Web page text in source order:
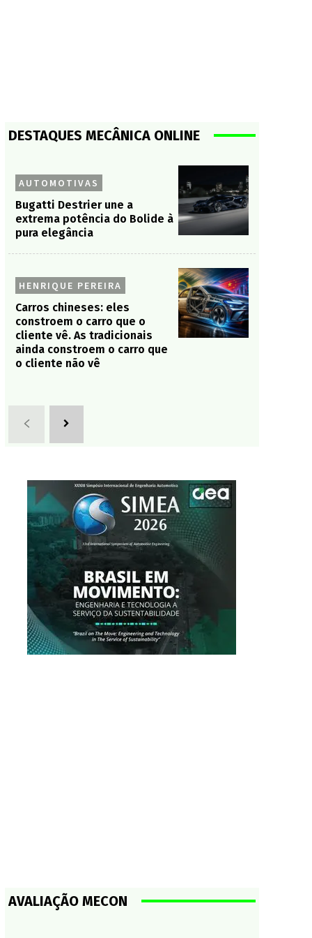
DESTAQUES MECÂNICA ONLINE
AUTOMOTIVAS
Bugatti Destrier une a
extrema potência do Bolide à
pura elegância
HENRIQUE PEREIRA
Carros chineses: eles
constroem o carro que o
cliente vê. As tradicionais
ainda constroem o carro que
o cliente não vê
AVALIAÇÃO MECON